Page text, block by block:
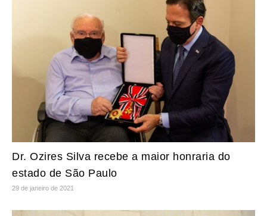
Dr. Ozires Silva recebe a maior honraria do
estado de São Paulo
29 de janeiro de 2021